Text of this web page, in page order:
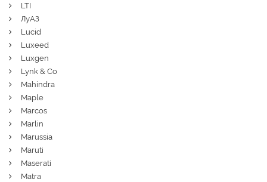
LTI
ЛуАЗ
Lucid
Luxeed
Luxgen
Lynk & Co
Mahindra
Maple
Marcos
Marlin
Marussia
Maruti
Maserati
Matra